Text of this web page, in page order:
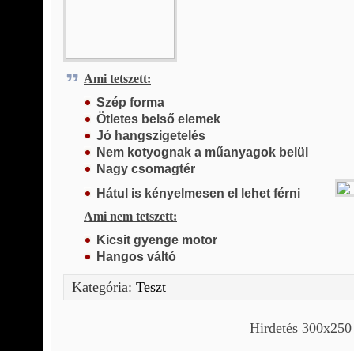
Ami tetszett:
Szép forma
Ötletes belső elemek
Jó hangszigetelés
Nem kotyognak a műanyagok belül
Nagy csomagtér
Hátul is kényelmesen el lehet férni
Ami nem tetszett:
Kicsit gyenge motor
Hangos váltó
Kategória: Teszt
Hirdetés 300x250